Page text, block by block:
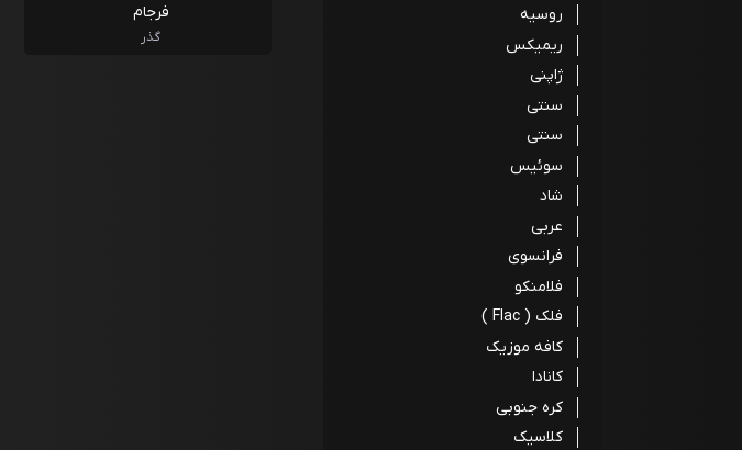
روسیه
ریمیکس
ژاپنی
سنتی
سنتی
سوئیس
شاد
عربی
فرانسوی
فلامنکو
فلک ( Flac )
کافه موزیک
کانادا
کره جنوبی
کلاسیک
فرجام
گذر